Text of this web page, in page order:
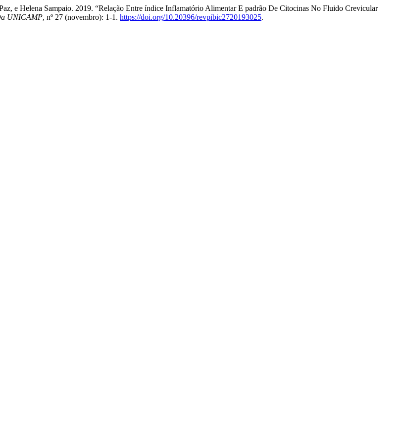
e Helena Sampaio. 2019. “Relação Entre índice Inflamatório Alimentar E padrão De Citocinas No Fluido Crevicular
UNICAMP, nº 27 (novembro): 1-1. https://doi.org/10.20396/revpibic2720193025.